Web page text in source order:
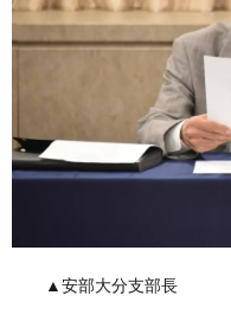
▲安部大分支部長